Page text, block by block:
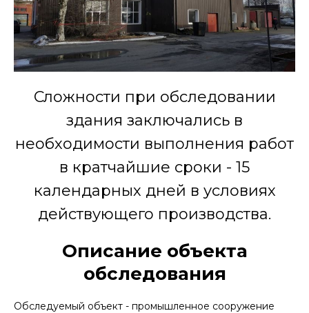
Сложности при обследовании
здания заключались в
необходимости выполнения работ
в кратчайшие сроки - 15
календарных дней в условиях
действующего производства.
Описание объекта
обследования
Обследуемый объект - промышленное сооружение